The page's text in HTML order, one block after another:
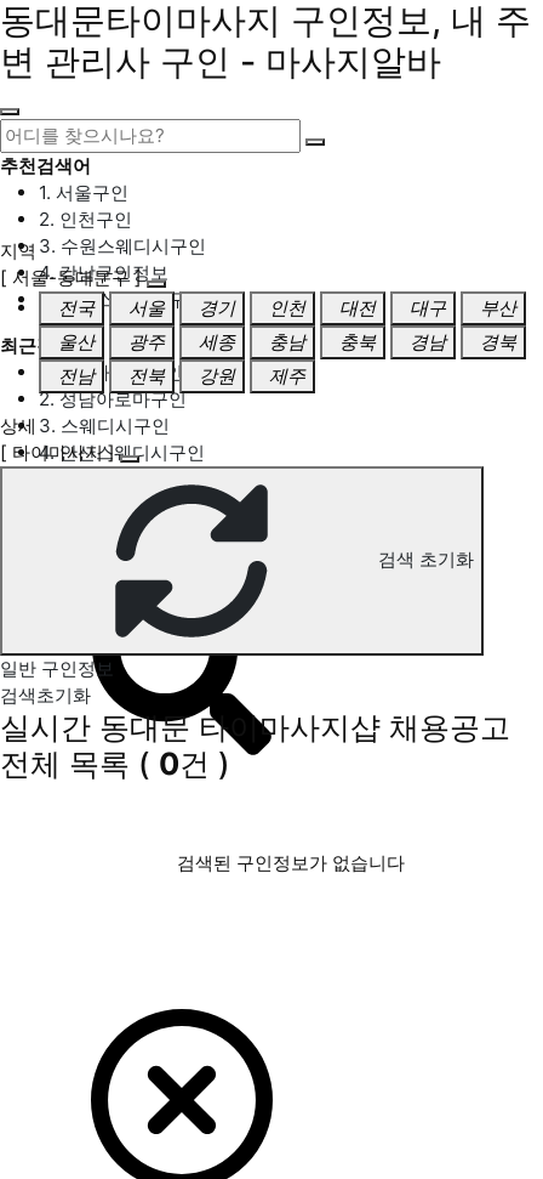
동대문타이마사지 구인정보, 내 주
변 관리사 구인 - 마사지알바
추천검색어
1. 서울구인
2. 인천구인
3. 수원스웨디시구인
4. 강남구인정보
5. 동탄스웨디시구인
최근검색어
1. 일산마사지구인
2. 성남아로마구인
3. 스웨디시구인
4. 안산스웨디시구인
동대문 타이마사지 구인정보
지역
[ 서울-동대문구 ]
전국
서울 경기 인천 대전 대구
부산
울산
광주 세종 충남 충북 경남
경북
전남
전북 강원 제주
상세
[ 타이마사지 ]
검색 초기화
일반 구인정보
검색초기화
실시간 동대문 타이마사지샵 채용공고
전체 목록 ( 0건 )
검색된 구인정보가 없습니다